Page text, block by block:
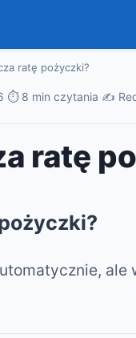
ratę pożyczki?
⏱ 8 min czytania ✍️
ratę
ale